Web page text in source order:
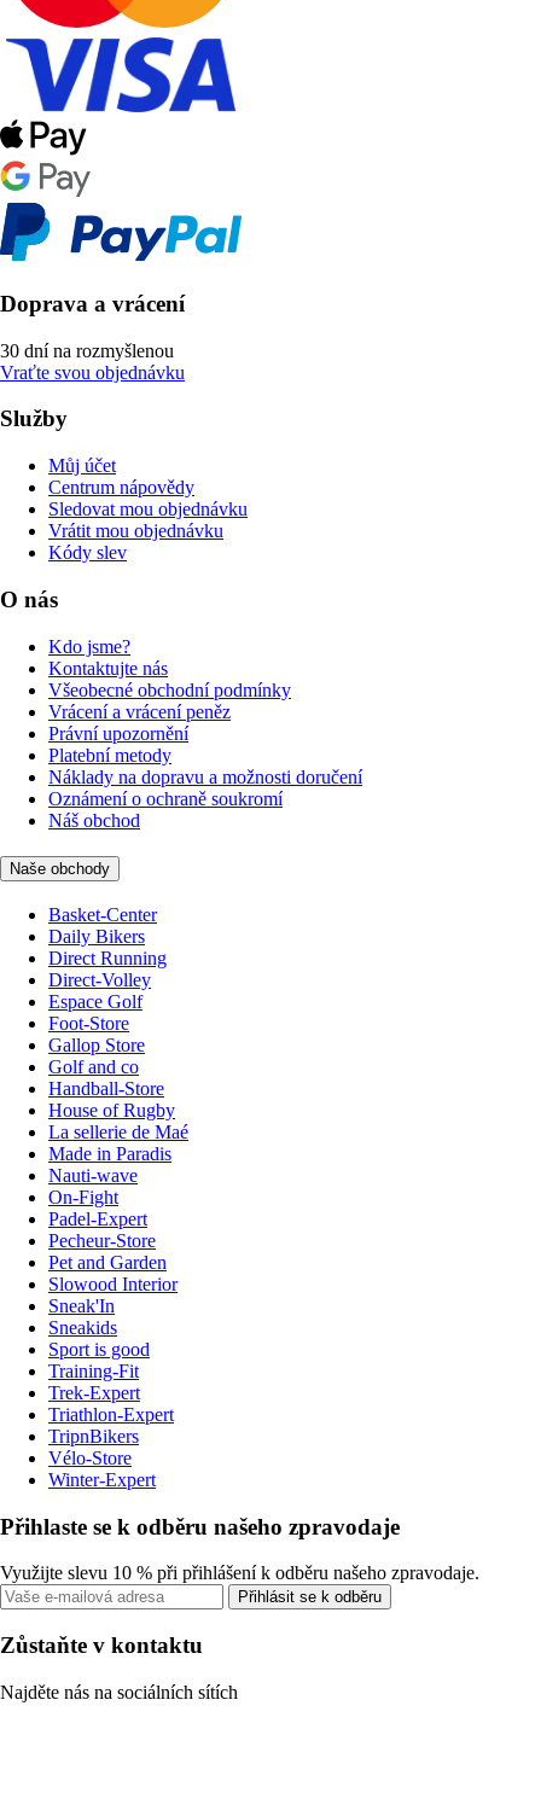
Doprava a vrácení
30 dní na rozmyšlenou
Vraťte svou objednávku
Služby
Můj účet
Centrum nápovědy
Sledovat mou objednávku
Vrátit mou objednávku
Kódy slev
O nás
Kdo jsme?
Kontaktujte nás
Všeobecné obchodní podmínky
Vrácení a vrácení peněz
Právní upozornění
Platební metody
Náklady na dopravu a možnosti doručení
Oznámení o ochraně soukromí
Náš obchod
Naše obchody
Basket-Center
Daily Bikers
Direct Running
Direct-Volley
Espace Golf
Foot-Store
Gallop Store
Golf and co
Handball-Store
House of Rugby
La sellerie de Maé
Made in Paradis
Nauti-wave
On-Fight
Padel-Expert
Pecheur-Store
Pet and Garden
Slowood Interior
Sneak'In
Sneakids
Sport is good
Training-Fit
Trek-Expert
Triathlon-Expert
TripnBikers
Vélo-Store
Winter-Expert
Přihlaste se k odběru našeho zpravodaje
Využijte slevu 10 % při přihlášení k odběru našeho zpravodaje.
Přihlásit se k odběru
Zůstaňte v kontaktu
Najděte nás na sociálních sítích